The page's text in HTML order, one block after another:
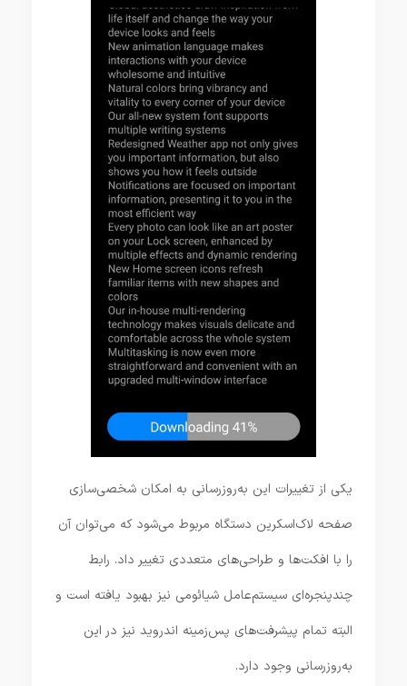
یکی از تغییرات این به‌روزرسانی به امکان شخصی‌سازی
صفحه لاک‌اسکرین دستگاه مربوط می‌شود که می‌توان آن
را با افکت‌ها و طراحی‌های متعددی تغییر داد. رابط
چندپنجره‌ای سیستم‌عامل شیائومی نیز بهبود یافته است و
البته تمام پیشرفت‌های پس‌زمینه اندروید نیز در این
به‌روزرسانی وجود دارد.